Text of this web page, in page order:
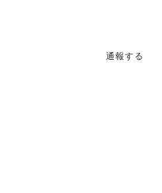
通報する